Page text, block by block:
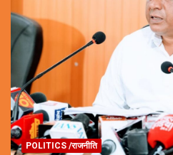
POLITICS /राजनीति